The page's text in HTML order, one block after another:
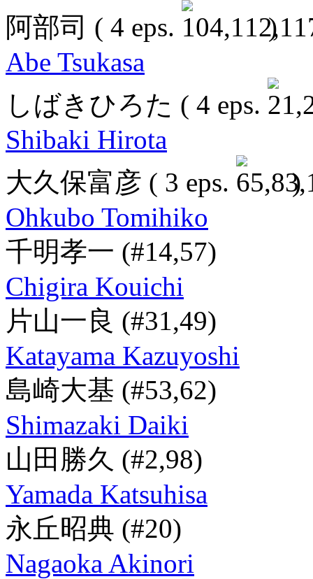
阿部司 ( 4 eps.
)
Abe Tsukasa
しばきひろた ( 4 eps.
Shibaki Hirota
大久保富彦 ( 3 eps.
)
Ohkubo Tomihiko
千明孝一 (#14,57)
Chigira Kouichi
片山一良 (#31,49)
Katayama Kazuyoshi
島崎大基 (#53,62)
Shimazaki Daiki
山田勝久 (#2,98)
Yamada Katsuhisa
永丘昭典 (#20)
Nagaoka Akinori